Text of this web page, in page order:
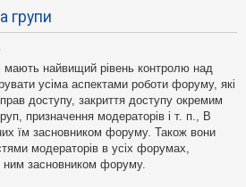
групи
мають найвищий рівень контролю над
усіма аспектами роботи форуму, які
доступу, закриття доступу окремим
призначення модераторів і т. п., В
їм засновником форуму. Також вони
модераторів в усіх форумах,
засновником форуму.